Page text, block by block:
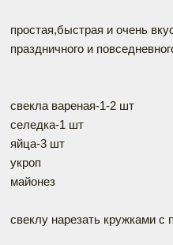
простая,быстрая и очень
праздничного и
свекла вареная-1-2 шт
селедка-1 шт
яйца-3 шт
укроп
майонез
свеклу нарезать кружками